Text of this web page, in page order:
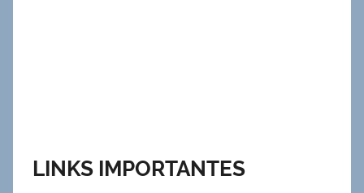
LINKS IMPORTANTES